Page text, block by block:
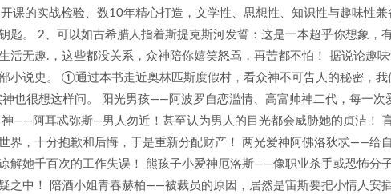
课的实战检验、数10年精心打造，文学性、思想性、知识性与趣味性
匙。 2、可以如古希腊人指着斯提克斯河发誓：这是一本超乎你想象，
活无趣.，这些都没关系，众神陪你嬉笑怒骂，再苦都不怕！ 据说论趣
小说史。 ①通过本书走近奥林匹斯度假村，看众神不可告人的秘密，我
神也很想这样问。 阳光男孩——阿波罗自恋滥情、高富帅神二代，每一次
神——阿耳忒弥斯—男人勿近！甚至认为男人的目光都会威胁她的贞洁！
界，十分抱歉和后悔，于是重新分配财产！ 两光爱神阿佛洛狄忒——给
解她千百次的工作失误！ 熊孩子小爱神厄洛斯——像职业杀手或恐怖分
之中！ 陪酒小姐青春赫柏——被裁员的原因，居然是宙斯要把小情人安